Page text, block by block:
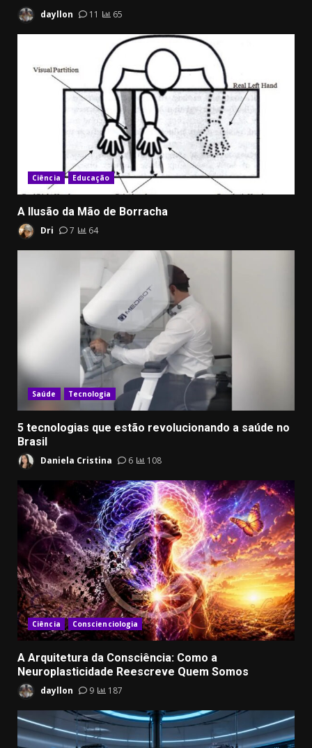
dayllon 11 65
Ciência Educação
A Ilusão da Mão de Borracha
Dri 7 64
Saúde Tecnologia
5 tecnologias que estão revolucionando a saúde no
Brasil
Daniela Cristina 6 108
Ciência Conscienciologia
A Arquitetura da Consciência: Como a
Neuroplasticidade Reescreve Quem Somos
dayllon 9 187